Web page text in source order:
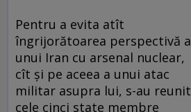
Pentru a evita atît
îngrijorătoarea perspectivă a
unui Iran cu arsenal nuclear,
cît şi pe aceea a unui atac
militar asupra lui, s-au reunit
cele cinci state membre